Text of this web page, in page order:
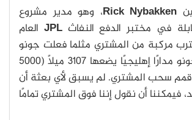
Rick Nybakken، وهو مدير مشروع
في مختبر الدفع النفاثJPL العام
مركبة من المشتري مثلما فعلت جونو
". تملك جونو مدارًا إهليجيًا يضعها 3107 ميلًا (5000
سحب المشتري. لم يسبق لأي بعثة أن
فيمكننا أن نقول إننا فوق المشتري تمامًا